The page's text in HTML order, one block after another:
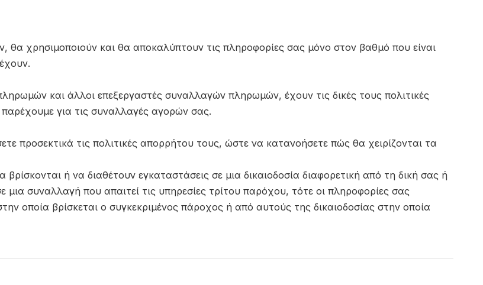
θα χρησιμοποιούν και θα αποκαλύπτουν τις πληροφορίες σας μόνο στον βαθμό που είναι
και άλλοι επεξεργαστές συναλλαγών πληρωμών, έχουν τις δικές τους πολιτικές
για τις συναλλαγές αγορών σας.
προσεκτικά τις πολιτικές απορρήτου τους, ώστε να κατανοήσετε πώς θα χειρίζονται τα
ή να διαθέτουν εγκαταστάσεις σε μια δικαιοδοσία διαφορετική από τη δική σας ή
συναλλαγή που απαιτεί τις υπηρεσίες τρίτου παρόχου, τότε οι πληροφορίες σας
οποία βρίσκεται ο συγκεκριμένος πάροχος ή από αυτούς της δικαιοδοσίας στην οποία